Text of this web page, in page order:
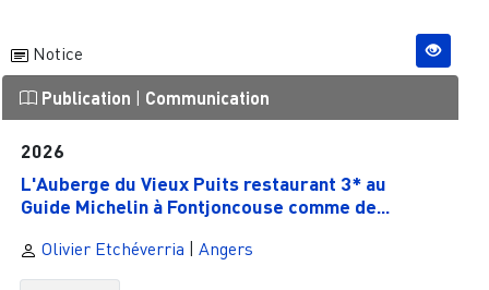
Notice
Publication Communication
2026
L'Auberge du Vieux Puits restaurant 3* au
Guide Michelin à Fontjoncouse comme de...
Olivier Etchéverria Angers